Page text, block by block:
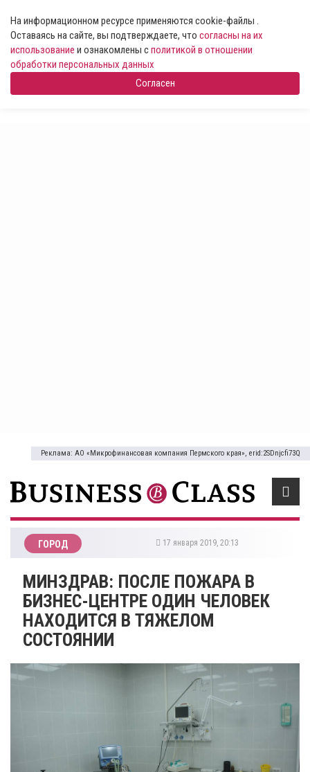
На информационном ресурсе применяются cookie-файлы .
Оставаясь на сайте, вы подтверждаете, что согласны на их
использование и ознакомлены сполитикой в отношении
обработки персональных данных
Согласен
Реклама: АО «Микрофинансовая компания Пермского края», erid:2SDnjcfi73Q
ГОРОД 17 января 2019, 20:13
​МИНЗДРАВ: ПОСЛЕ ПОЖАРА В
БИЗНЕС-ЦЕНТРЕ ОДИН ЧЕЛОВЕК
НАХОДИТСЯ В ТЯЖЕЛОМ
СОСТОЯНИИ